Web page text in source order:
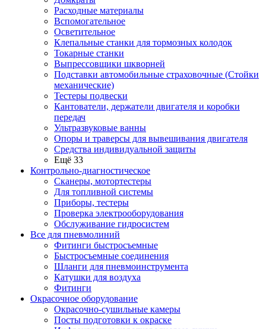
Расходные материалы
Вспомогательное
Осветительное
Клепальные станки для тормозных колодок
Токарные станки
Выпрессовщики шкворней
Подставки автомобильные страховочные (Стойки
механические)
Тестеры подвески
Кантователи, держатели двигателя и коробки
передач
Ультразвуковые ванны
Опоры и траверсы для вывешивания двигателя
Средства индивидуальной защиты
Ещё 33
Контрольно-диагностическое
Сканеры, мотортестеры
Для топливной системы
Приборы, тестеры
Проверка электрооборудования
Обслуживание гидросистем
Все для пневмолиний
Фитинги быстросъемные
Быстросъемные соединения
Шланги для пневмоинструмента
Катушки для воздуха
Фитинги
Окрасочное оборудование
Окрасочно-сушильные камеры
Посты подготовки к окраске